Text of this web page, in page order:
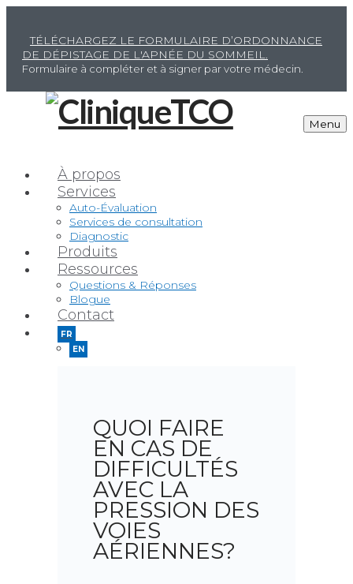
TÉLÉCHARGEZ LE FORMULAIRE D’ORDONNANCE
DE DÉPISTAGE DE L'APNÉE DU SOMMEIL.
Formulaire à compléter et à signer par votre médecin.
Menu
À propos
Services
Auto-Évaluation
Services de consultation
Diagnostic
Produits
Ressources
Questions & Réponses
Blogue
Contact
FR
EN
QUOI FAIRE
EN CAS DE
DIFFICULTÉS
AVEC LA
PRESSION DES
VOIES
AÉRIENNES?